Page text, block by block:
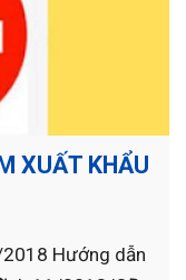
XUẤT KHẨU
Hướng dẫn